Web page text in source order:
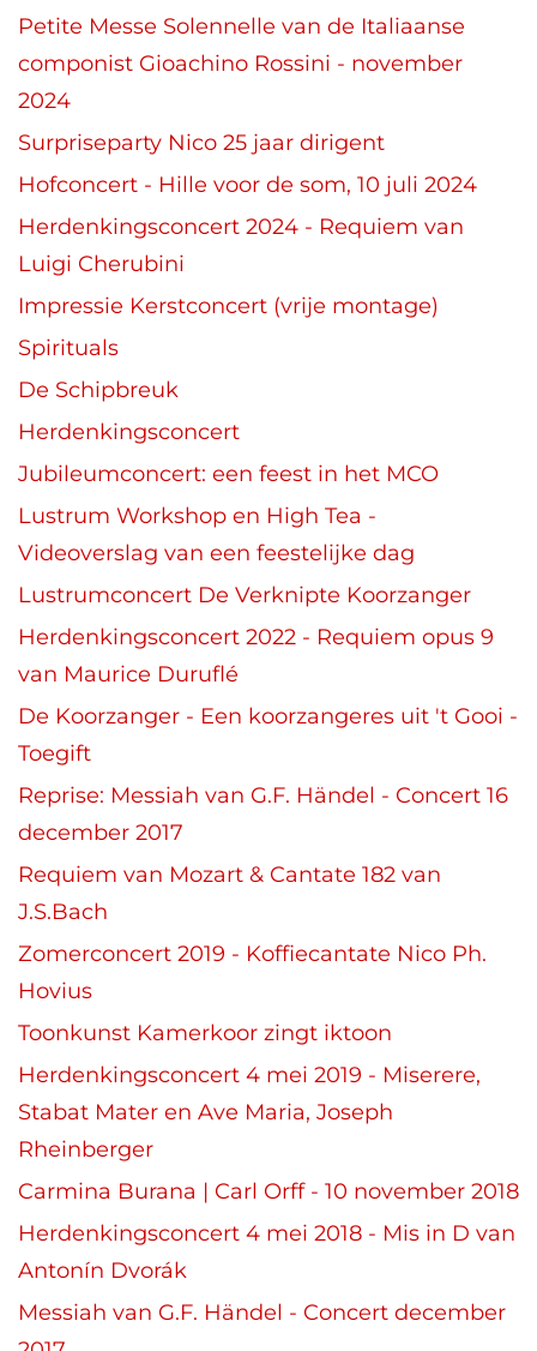
Petite Messe Solennelle van de Italiaanse
componist Gioachino Rossini - november
2024
Surpriseparty Nico 25 jaar dirigent
Hofconcert - Hille voor de som, 10 juli 2024
Herdenkingsconcert 2024 - Requiem van
Luigi Cherubini
Impressie Kerstconcert (vrije montage)
Spirituals
De Schipbreuk
Herdenkingsconcert
Jubileumconcert: een feest in het MCO
Lustrum Workshop en High Tea -
Videoverslag van een feestelijke dag
Lustrumconcert De Verknipte Koorzanger
Herdenkingsconcert 2022 - Requiem opus 9
van Maurice Duruflé
De Koorzanger - Een koorzangeres uit 't Gooi -
Toegift
Reprise: Messiah van G.F. Händel - Concert 16
december 2017
Requiem van Mozart & Cantate 182 van
J.S.Bach
Zomerconcert 2019 - Koffiecantate Nico Ph.
Hovius
Toonkunst Kamerkoor zingt iktoon
Herdenkingsconcert 4 mei 2019 - Miserere,
Stabat Mater en Ave Maria, Joseph
Rheinberger
Carmina Burana | Carl Orff - 10 november 2018
Herdenkingsconcert 4 mei 2018 - Mis in D van
Antonín Dvorák
Messiah van G.F. Händel - Concert december